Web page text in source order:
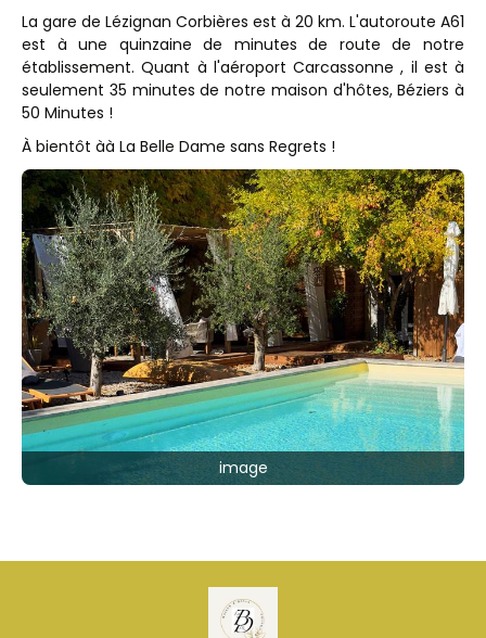
La gare de Lézignan Corbières est à 20 km. L'autoroute A61
est à une quinzaine de minutes de route de notre
établissement. Quant à l'aéroport Carcassonne , il est à
seulement 35 minutes de notre maison d'hôtes, Béziers à
50 Minutes !
À bientôt àà La Belle Dame sans Regrets !
image